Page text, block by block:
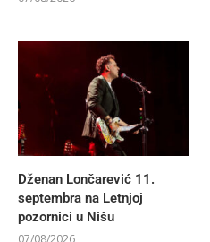
Dženan Lončarević 11.
septembra na Letnjoj
pozornici u Nišu
07/08/2026